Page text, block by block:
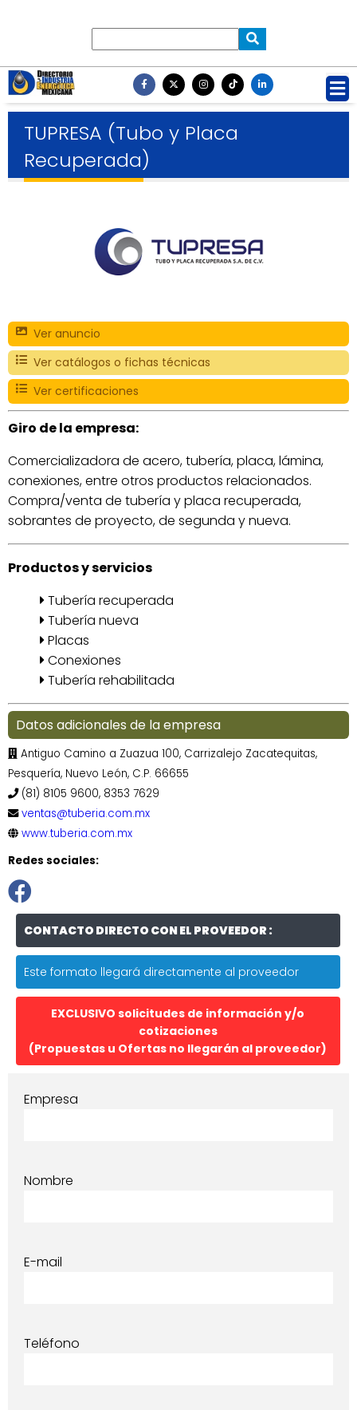
TUPRESA (Tubo y Placa
Recuperada)
Ver anuncio
Ver catálogos o fichas técnicas
Ver certificaciones
Giro de la empresa:
Comercializadora de acero, tubería, placa, lámina,
conexiones, entre otros productos relacionados.
Compra/venta de tubería y placa recuperada,
sobrantes de proyecto, de segunda y nueva.
Productos y servicios
Tubería recuperada
Tubería nueva
Placas
Conexiones
Tubería rehabilitada
Datos adicionales de la empresa
Antiguo Camino a Zuazua 100, Carrizalejo Zacatequitas,
Pesquería, Nuevo León, C.P. 66655
(81) 8105 9600, 8353 7629
ventas@tuberia.com.mx
www.tuberia.com.mx
Redes sociales:
CONTACTO DIRECTO CON EL PROVEEDOR :
Este formato llegará directamente al proveedor
EXCLUSIVO solicitudes de información y/o
cotizaciones
(Propuestas u Ofertas no llegarán al proveedor)
Empresa
Nombre
E-mail
Teléfono